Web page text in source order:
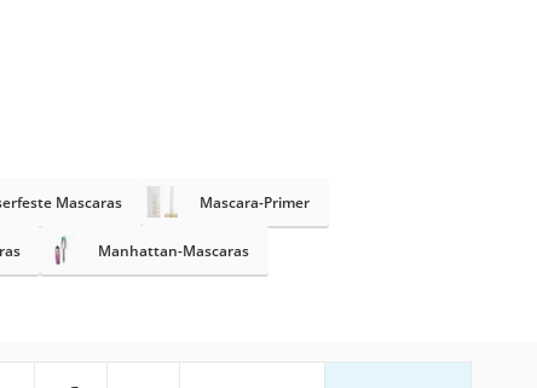
Mascaras Mascara-Primer
Manhattan-Mascaras